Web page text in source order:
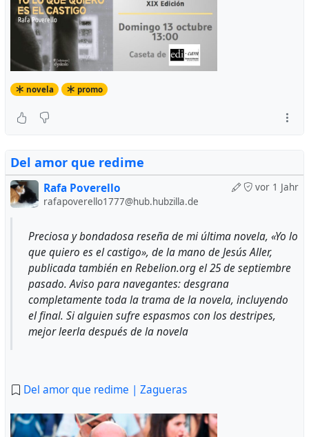
novela promo
Del amor que redime
vor 1 Jahr
Rafa Poverello
rafapoverello1777@hub.hubzilla.de
Preciosa y bondadosa reseña de mi última novela, «Yo lo
que quiero es el castigo», de la mano de Jesús Aller,
publicada también en Rebelion.org el 25 de septiembre
pasado. Aviso para navegantes: desgrana
completamente toda la trama de la novela, incluyendo
el final. Si alguien sufre espasmos con los destripes,
mejor leerla después de la novela
Del amor que redime | Zagueras